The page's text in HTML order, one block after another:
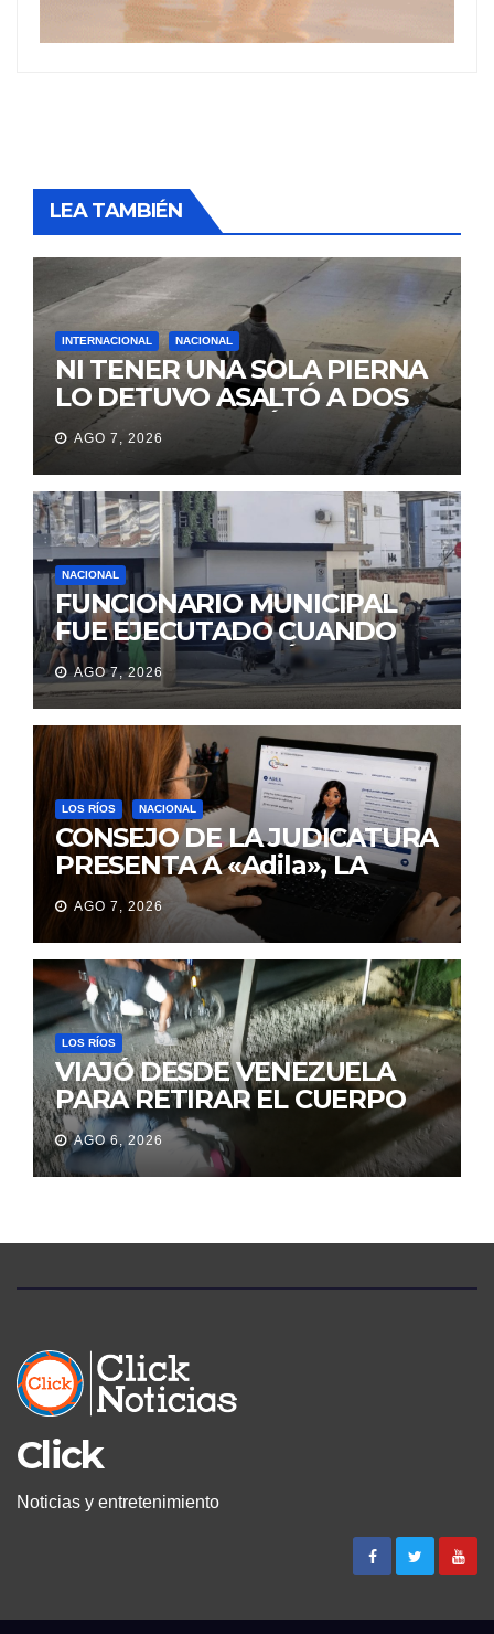
LEA TAMBIÉN
INTERNACIONAL NACIONAL
NI TENER UNA SOLA PIERNA
LO DETUVO ASALTÓ A DOS
MUJERES Y HUYÓ
BRINCANDO.
AGO 7, 2026
NACIONAL
FUNCIONARIO MUNICIPAL
FUE EJECUTADO CUANDO
IBA A UNA REUNIÓN DE
TRABAJO EN MANTA
AGO 7, 2026
LOS RÍOS NACIONAL
CONSEJO DE LA JUDICATURA
PRESENTA A «Adila», LA
ASISTENTE VIRTUAL QUE
ORIENTA A LA CIUDADANÍA
SOBRE TRÁMITES
JUDICIALES
AGO 7, 2026
LOS RÍOS
VIAJÓ DESDE VENEZUELA
PARA RETIRAR EL CUERPO
DE SU MARIDO QUE
PERMANECIÓ SEIS DÍAS EN
LA MORGUE
AGO 6, 2026
Click
Noticias y entretenimiento